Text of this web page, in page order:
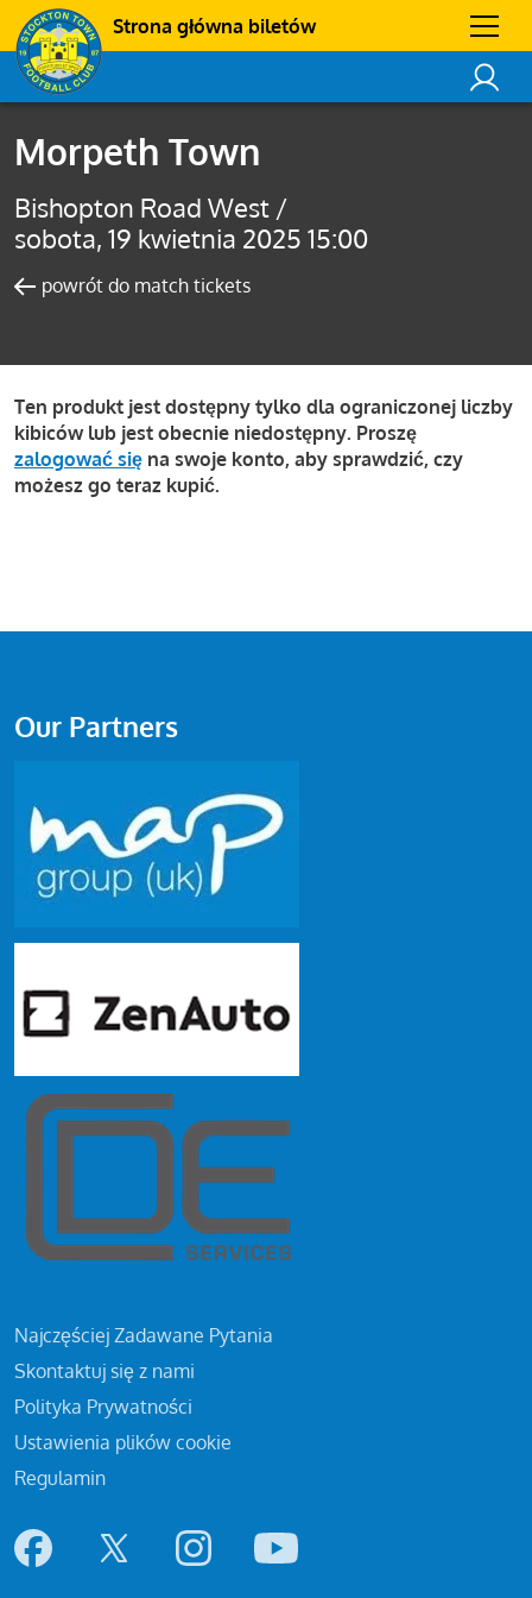
Strona główna biletów
Morpeth Town
Bishopton Road West /
sobota, 19 kwietnia 2025 15:00
powrót do match tickets
Ten produkt jest dostępny tylko dla ograniczonej liczby
kibiców lub jest obecnie niedostępny. Proszę
zalogować się na swoje konto, aby sprawdzić, czy
możesz go teraz kupić.
Najczęściej Zadawane Pytania
Skontaktuj się z nami
Polityka Prywatności
Ustawienia plików cookie
Regulamin
Our Partners